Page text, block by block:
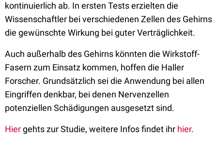
kontinuierlich ab. In ersten Tests erzielten die
Wissenschaftler bei verschiedenen Zellen des Gehirns
die gewünschte Wirkung bei guter Verträglichkeit.
Auch außerhalb des Gehirns könnten die Wirkstoff-
Fasern zum Einsatz kommen, hoffen die Haller
Forscher. Grundsätzlich sei die Anwendung bei allen
Eingriffen denkbar, bei denen Nervenzellen
potenziellen Schädigungen ausgesetzt sind.
Hiergehts zur Studie, weitere Infos findet ihr hier.